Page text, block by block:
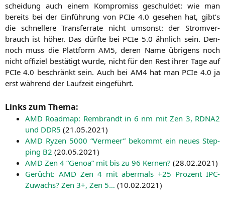
schei­dung auch einem Kom­pro­miss geschul­det: wie man
bereits bei der Ein­füh­rung von PCIe 4.0 gese­hen hat, gibt’s
die schnel­le­re Trans­fer­ra­te nicht umsonst: der Strom­ver­
brauch ist höher. Das dürf­te bei PCIe 5.0 ähn­lich sein. Den­
noch muss die Platt­form AM5, deren Name übri­gens noch
nicht offi­ziel bestä­tigt wur­de, nicht für den Rest ihrer Tage auf
PCIe 4.0 beschränkt sein. Auch bei AM4hat man PCIe 4.0 ja
erst wäh­rend der Lauf­zeit eingeführt.
Links zum Thema:
AMD Road­map: Rem­brandt in 6 nm mit Zen 3, RDNA2
und DDR5 (21.05.2021)
AMD Ryzen 5000 “Ver­meer” bekommt ein neu­es Step­
ping B2 (20.05.2021)
AMD Zen 4 “Gen­oa” mit bis zu 96 Ker­nen? (28.02.2021)
Gerücht: AMD Zen 4 mit aber­mals +25 Pro­zent IPC-
Zuwachs? Zen 3+, Zen 5… (10.02.2021)